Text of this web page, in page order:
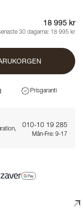
18 995 kr
30 dagarna: 18 995 kr
Prisgaranti
010-10 19 285
Mån-Fre: 9-17